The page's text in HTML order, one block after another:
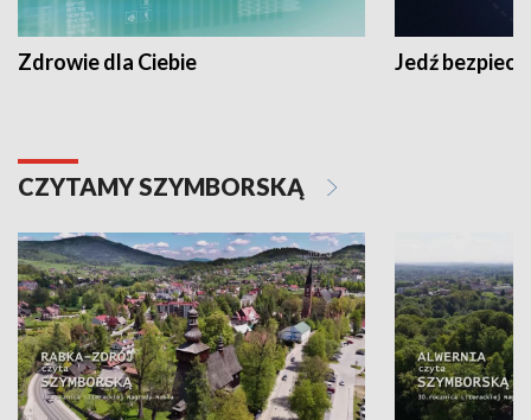
Zdrowie dla Ciebie Jedź
CZYTAMY SZYMBORSKĄ